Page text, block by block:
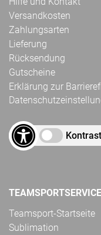
Versandkosten
Zahlungsarten
Lieferung
Rücksendung
Gutscheine
Erklärung zur
TEAMSPORTSERVICE
Teamsport-Startseite
Sublimation